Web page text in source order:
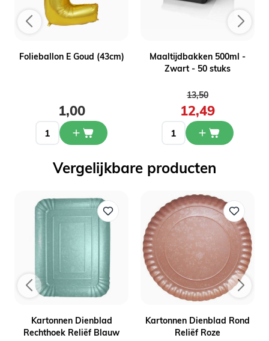
Folieballon E Goud (43cm)
1,00
Maaltijdbakken 500ml -
Zwart - 50 stuks
12,49
Normale prijs
13,50
Vergelijkbare producten
Kartonnen Dienblad
Rechthoek Reliëf Blauw
Kartonnen Dienblad Rond
Reliëf Roze